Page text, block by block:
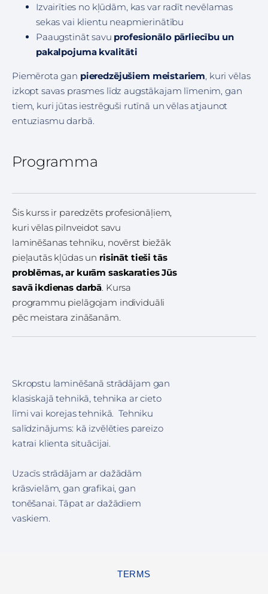
Izvairīties no kļūdām, kas var radīt nevēlamas
sekas vai klientu neapmierinātību
Paaugstināt savu profesionālo pārliecību un
pakalpojuma kvalitāti
Piemērota gan pieredzējušiem meistariem, kuri vēlas
izkopt savas prasmes līdz augstākajam līmenim, gan
tiem, kuri jūtas iestrēguši rutīnā un vēlas atjaunot
entuziasmu darbā.
Programma
Šis kurss ir paredzēts profesionāļiem,
kuri vēlas pilnveidot savu
laminēšanas tehniku, novērst biežāk
pieļautās kļūdas un risināt tieši tās
problēmas, ar kurām saskaraties Jūs
savā ikdienas darbā. Kursa
programmu pielāgojam individuāli
pēc meistara zināšanām.
Skropstu laminēšanā strādājam gan
klasiskajā tehnikā, tehnika ar cieto
līmi vai korejas tehnikā. Tehniku
salīdzinājums: kā izvēlēties pareizo
katrai klienta situācijai.
Uzacīs strādājam ar dažādām
krāsvielām, gan grafikai, gan
tonēšanai. Tāpat ar dažādiem
vaskiem.
TERMS